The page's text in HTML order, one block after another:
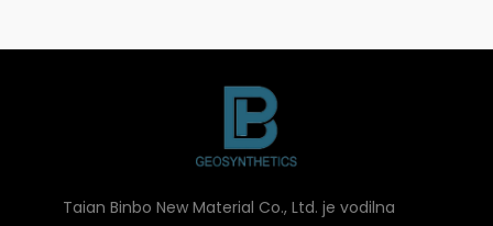
Taian Binbo New Material Co., Ltd. je vodilna